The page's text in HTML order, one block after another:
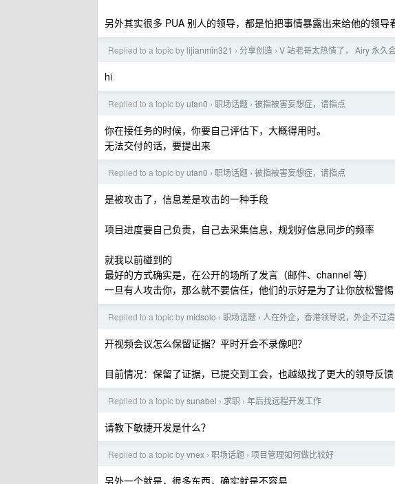
另外其实很多 PUA 别人的领导，都是怕把事情暴露出来给他的领导
Replied to a topic by lijianmin321 › 分享创造 › V 站老哥太热情了， Airy 永久
hi
Replied to a topic byufan0 › 职场话题 › 被指被害妄想症，请指点
你在接任务的时候，你要自己评估下，大概得用时。
无法交付的话，要提出来
Replied to a topic byufan0 › 职场话题 › 被指被害妄想症，请指点
是被攻击了，信息差是攻击的一种手段
项目进度要自己负责，自己去采集信息，规划好信息同步的频率
就我以前碰到的
最好的方式确实是，在公开的场所了发言（邮件、channel 等）
一旦有人攻击你，那么就不要信任，他们的示好是为了让你放松警
Replied to a topic by midsolo › 职场话题 › 人在外企，香港领导说，外企不过
开视频会议怎么保留证据？平时开会不录像吧？
目前情况：保留了证据，已提交到工会，也越级找了更大的领导反馈
Replied to a topic bysunabel › 求职 › 年后找远程开发工作
请教下敏捷开发是什么？
Replied to a topic byvnex › 职场话题 › 项目管理如何做比较好
另外一个就是，很多东西，确实就是不容易